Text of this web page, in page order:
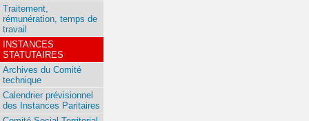
Traitement,
rémunération, temps de
travail
INSTANCES
STATUTAIRES
Archives du Comité
technique
Calendrier prévisionnel
des Instances Paritaires